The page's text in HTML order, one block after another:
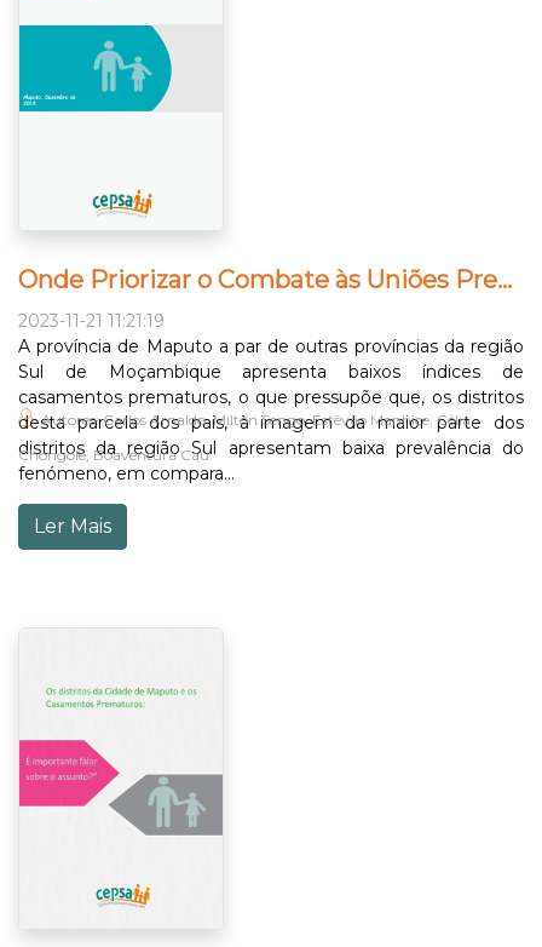
Onde Priorizar o Combate às Uniões Prematuras na Província de Maputo?
2023-11-21 11:21:19
A província de Maputo a par de outras províncias da região
Sul de Moçambique apresenta baixos índices de
casamentos prematuros, o que pressupõe que, os distritos
desta parcela dos pais, à imagem da maior parte dos
distritos da região Sul apresentam baixa prevalência do
fenómeno, em compara...
Autores: Carlos Arnaldo, Milton Sengo, Estêvão Manhice, Célia
Chongole, Boaventura Cau.
Ler Mais